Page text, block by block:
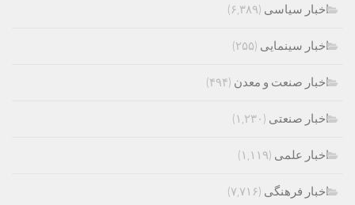
اخبار سیاسی (۶,۳۸۹)
اخبار سینمایی (۲۵۵)
اخبار صنعت و معدن (۴۹۴)
اخبار صنعتی (۱,۲۳۰)
اخبار علمی (۱,۱۱۹)
اخبار فرهنگی (۷,۷۱۶)